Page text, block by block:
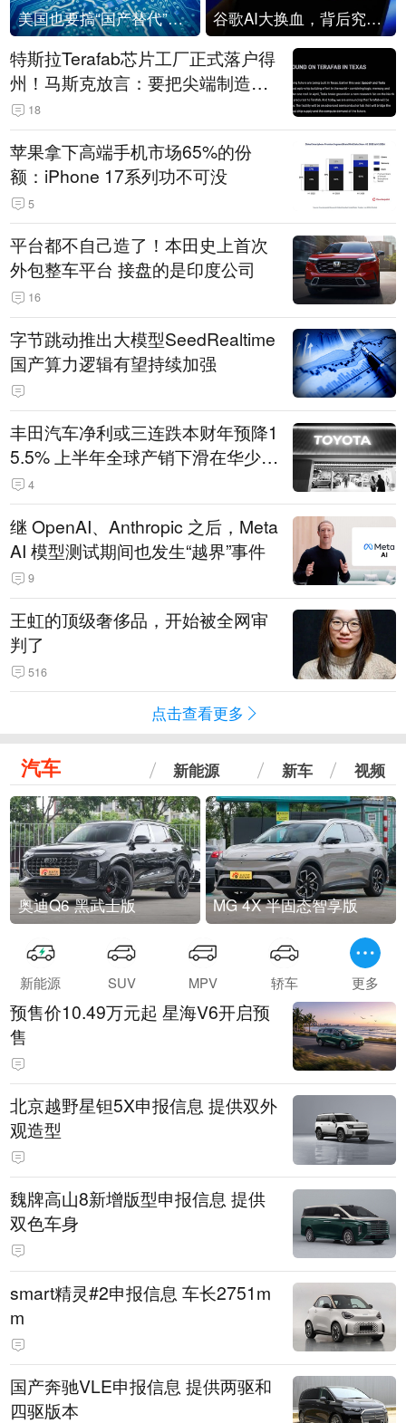
美国也要搞“国产替代”？先算清三笔账 谷歌AI大换血，背后究竟发生了什么？
特斯拉Terafab芯片工厂正式落户得
州！马斯克放言：要把尖端制造带
回美国
18
苹果拿下高端手机市场65%的份
额：iPhone 17系列功不可没
5
平台都不自己造了！本田史上首次
外包整车平台 接盘的是印度公司
16
字节跳动推出大模型SeedRealtime
国产算力逻辑有望持续加强
丰田汽车净利或三连跌本财年预降1
5.5% 上半年全球产销下滑在华少卖
14.3万辆
4
继 OpenAI、Anthropic 之后，Meta
AI 模型测试期间也发生“越界”事件
9
王虹的顶级奢侈品，开始被全网审
判了
516
点击查看更多
汽车 新能源 新车 视频
奥迪Q6 黑武士版 MG 4X 半固态智享版
新能源 SUV MPV 轿车 更多
预售价10.49万元起 星海V6开启预
售
北京越野星钽5X申报信息 提供双外
观造型
魏牌高山8新增版型申报信息 提供
双色车身
smart精灵#2申报信息 车长2751m
m
国产奔驰VLE申报信息 提供两驱和
四驱版本